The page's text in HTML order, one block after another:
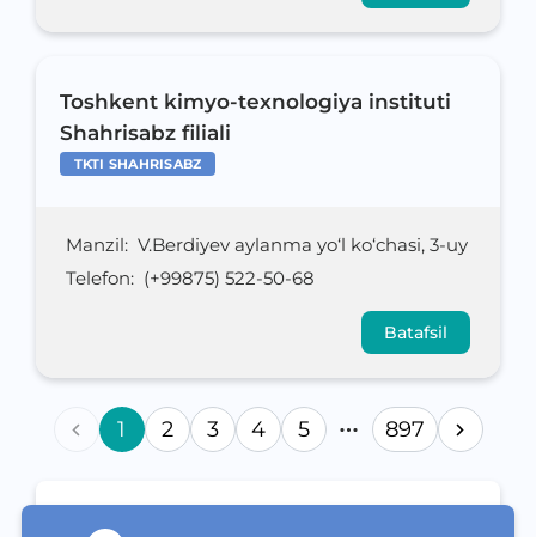
Toshkent kimyo-texnologiya instituti
Shahrisabz filiali
TKTI SHAHRISABZ
Manzil: V.Berdiyev aylanma yo‘l ko‘chasi, 3-uy
Telefon: (+99875) 522-50-68
Batafsil
1 2 3 4 5 897